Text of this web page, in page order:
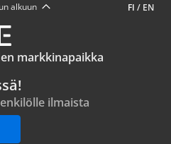
FI / EN
alkuun
markkinapaikka
ilmaista